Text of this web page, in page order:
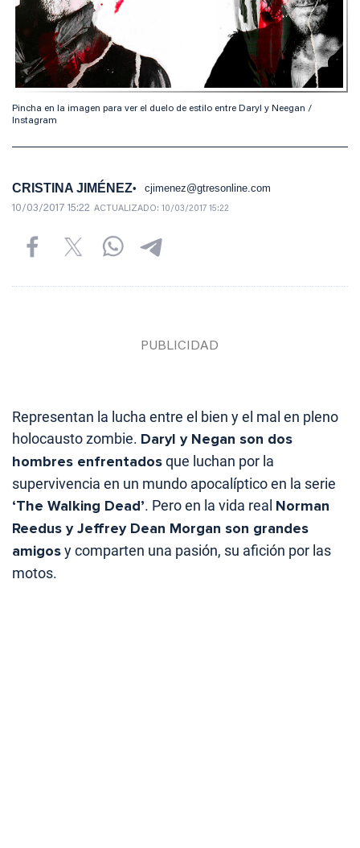
Pincha en la imagen para ver el duelo de estilo entre Daryl y Neegan /
Instagram
CRISTINA JIMÉNEZ cjimenez@gtresonline.com
10/03/2017 15:22 ACTUALIZADO: 10/03/2017 15:22
Representan la lucha entre el bien y el mal en pleno
holocausto zombie. Daryl y Negan son dos
hombres enfrentadosque luchan por la
supervivencia en un mundo apocalíptico en la serie
‘The Walking Dead’. Pero en la vida real Norman
Reedus y Jeffrey Dean Morgan son grandes
amigosy comparten una pasión, su afición por las
motos.